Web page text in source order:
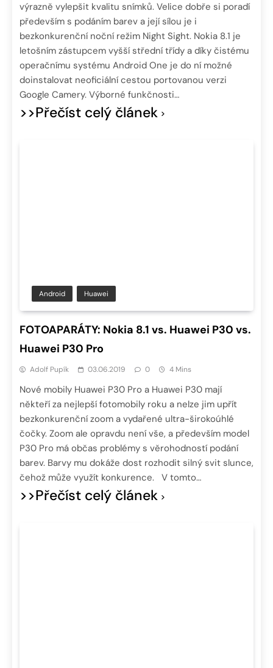
výrazně vylepšit kvalitu snímků. Velice dobře si poradí
především s podáním barev a její sílou je i
bezkonkurenční noční režim Night Sight. Nokia 8.1 je
letošním zástupcem vyšší střední třídy a díky čistému
operačnímu systému Android One je do ní možné
doinstalovat neoficiální cestou portovanou verzi
Google Camery. Výborné funkčnosti…
>>Přečíst celý článek
Android Huawei
FOTOAPARÁTY: Nokia 8.1 vs. Huawei P30 vs.
Huawei P30 Pro
Adolf Pupík 03.06.2019 0 4 Mins
Nové mobily Huawei P30 Pro a Huawei P30 mají
někteří za nejlepší fotomobily roku a nelze jim upřít
bezkonkurenční zoom a vydařené ultra-širokoúhlé
čočky. Zoom ale opravdu není vše, a především model
P30 Pro má občas problémy s věrohodností podání
barev. Barvy mu dokáže dost rozhodit silný svit slunce,
čehož může využít konkurence. V tomto…
>>Přečíst celý článek